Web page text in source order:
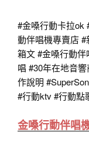
#金嗓行動卡拉ok
動伴唱機專賣店#
箱文#金嗓行動伴
唱 #30年在地音響
作說明
#行動ktv#行動點
金嗓行動伴唱